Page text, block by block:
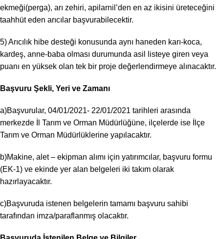
ekmeği(perga), arı zehiri, apilarnil’den en az ikisini üreteceğini
taahhüt eden arıcılar başvurabilecektir.
5) Arıcılık hibe desteği konusunda aynı haneden karı-koca,
kardeş, anne-baba olması durumunda asil listeye giren veya
puanı en yüksek olan tek bir proje değerlendirmeye alınacaktır.
Başvuru Şekli, Yeri ve Zamanı
a)Başvurular, 04/01/2021- 22/01/2021 tarihleri arasında
merkezde İl Tarım ve Orman Müdürlüğüne, ilçelerde ise İlçe
Tarım ve Orman Müdürlüklerine yapılacaktır.
b)Makine, alet – ekipman alımı için yatırımcılar, başvuru formu
(EK-1) ve ekinde yer alan belgeleri iki takım olarak
hazırlayacaktır.
c)Başvuruda istenen belgelerin tamamı başvuru sahibi
tarafından imza/paraflanmış olacaktır.